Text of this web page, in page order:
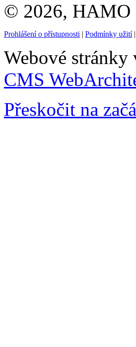
© 2026, HAMO
Prohlášení o přístupnosti | Podmínky užití|
Webové
CMS
Přeskočit na